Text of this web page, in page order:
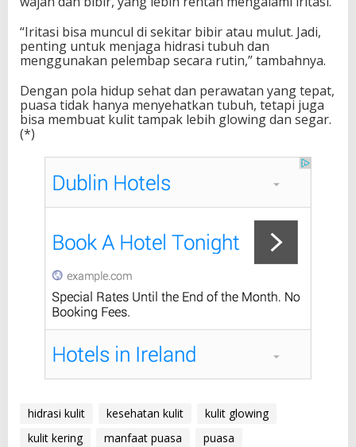
“Iritasi bisa muncul di sekitar bibir atau mulut. Jadi,
penting untuk menjaga hidrasi tubuh dan
menggunakan pelembap secara rutin,” tambahnya.
Dengan pola hidup sehat dan perawatan yang tepat,
puasa tidak hanya menyehatkan tubuh, tetapi juga
bisa membuat kulit tampak lebih glowing dan segar.
(*)
hidrasi kulit kesehatan kulit
kulit glowing
kulit kering
manfaat puasa
puasa